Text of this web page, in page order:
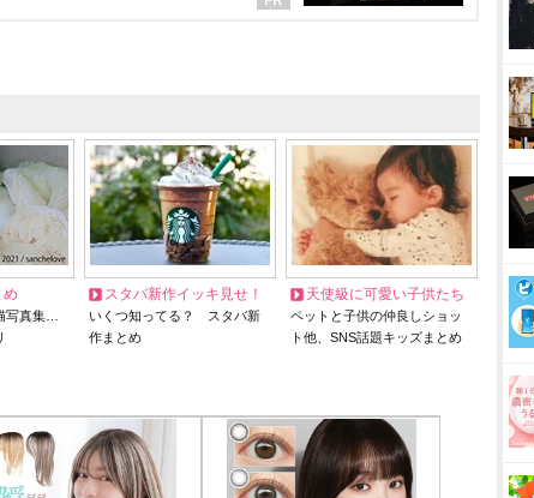
め
写真集…
スタバ新作イッキ見せ！
いくつ知ってる？ スタバ新
作まとめ
天使級に可愛い子供たち
ペットと子供の仲良しショッ
ト他、SNS話題キッズまとめ